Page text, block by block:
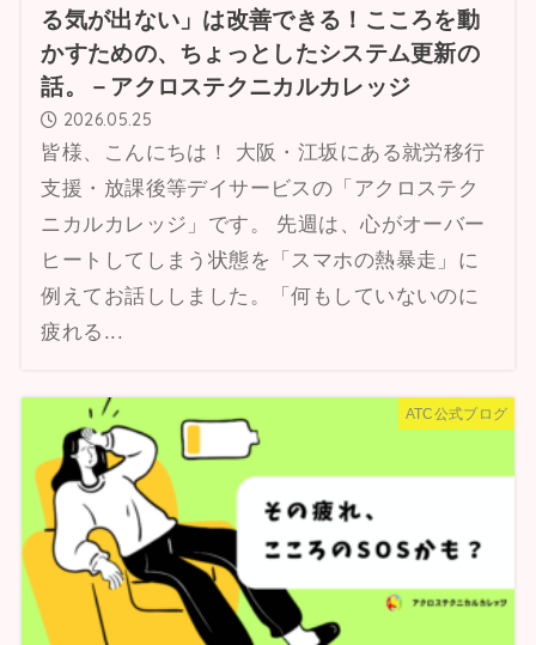
る気が出ない」は改善できる！こころを動
かすための、ちょっとしたシステム更新の
話。－アクロステクニカルカレッジ
2026.05.25
皆様、こんにちは！ 大阪・江坂にある就労移行
支援・放課後等デイサービスの「アクロステク
ニカルカレッジ」です。 先週は、心がオーバー
ヒートしてしまう状態を「スマホの熱暴走」に
例えてお話ししました。「何もしていないのに
疲れる...
ATC公式ブログ